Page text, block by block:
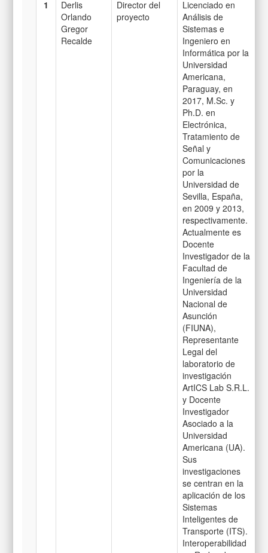
1
Derlis
Orlando
Gregor
Recalde
Director del
proyecto
Licenciado en
Análisis de
Sistemas e
Ingeniero en
Informática por la
Universidad
Americana,
Paraguay, en
2017, M.Sc. y
Ph.D. en
Electrónica,
Tratamiento de
Señal y
Comunicaciones
por la
Universidad de
Sevilla, España,
en 2009 y 2013,
respectivamente.
Actualmente es
Docente
Investigador de la
Facultad de
Ingeniería de la
Universidad
Nacional de
Asunción
(FIUNA),
Representante
Legal del
laboratorio de
investigación
ArtICS Lab S.R.L.
y Docente
Investigador
Asociado a la
Universidad
Americana (UA).
Sus
investigaciones
se centran en la
aplicación de los
Sistemas
Inteligentes de
Transporte (ITS).
Interoperabilidad